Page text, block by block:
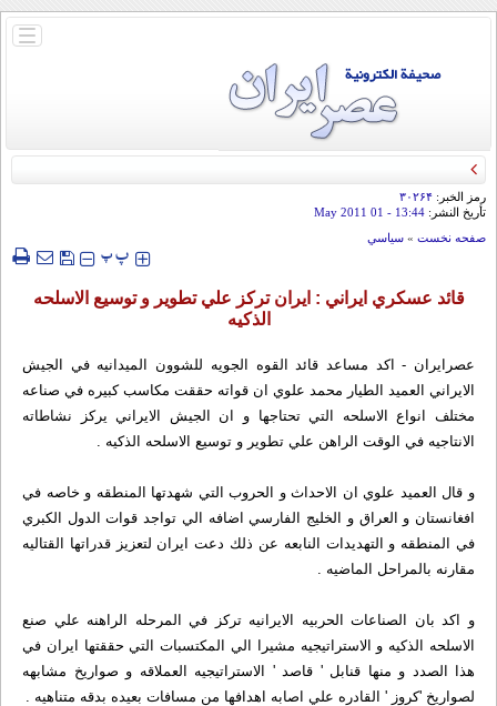
باز
رمز الخبر: ۳۰۲۶۴
تأريخ النشر: 13:44
- 01 May 2011
صفحه نخست » سياسي
‍‍‍ پپ
قائد عسكري ايراني : ايران تركز علي تطوير و توسيع الاسلحه
الذكيه
عصرايران - اكد مساعد قائد القوه الجويه للشوون الميدانيه في الجيش
الايراني العميد الطيار محمد علوي ان قواته حققت مكاسب كبيره في صناعه
مختلف انواع الاسلحه التي تحتاجها و ان الجيش الايراني يركز نشاطاته
الانتاجيه في الوقت الراهن علي تطوير و توسيع الاسلحه الذكيه .
و قال العميد علوي ان الاحداث و الحروب التي شهدتها المنطقه و خاصه في
افغانستان و العراق و الخليج الفارسي اضافه الي تواجد قوات الدول الكبري
في المنطقه و التهديدات النابعه عن ذلك دعت ايران لتعزيز قدراتها القتاليه
مقارنه بالمراحل الماضيه .
و اكد بان الصناعات الحربيه الايرانيه تركز في المرحله الراهنه علي صنع
الاسلحه الذكيه و الاستراتيجيه مشيرا الي المكتسبات التي حققتها ايران في
هذا الصدد و منها قنابل ' قاصد ' الاستراتيجيه العملاقه و صواريخ مشابهه
لصواريخ 'كروز ' القادره علي اصابه اهدافها من مسافات بعيده بدقه متناهيه .